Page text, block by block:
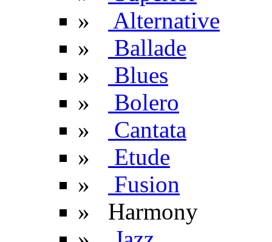
»
Alternative
»
Ballade
»
Blues
»
Bolero
»
Cantata
»
Etude
»
Fusion
» Harmony